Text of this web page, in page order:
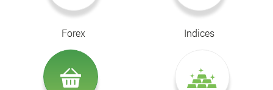
Forex Indices